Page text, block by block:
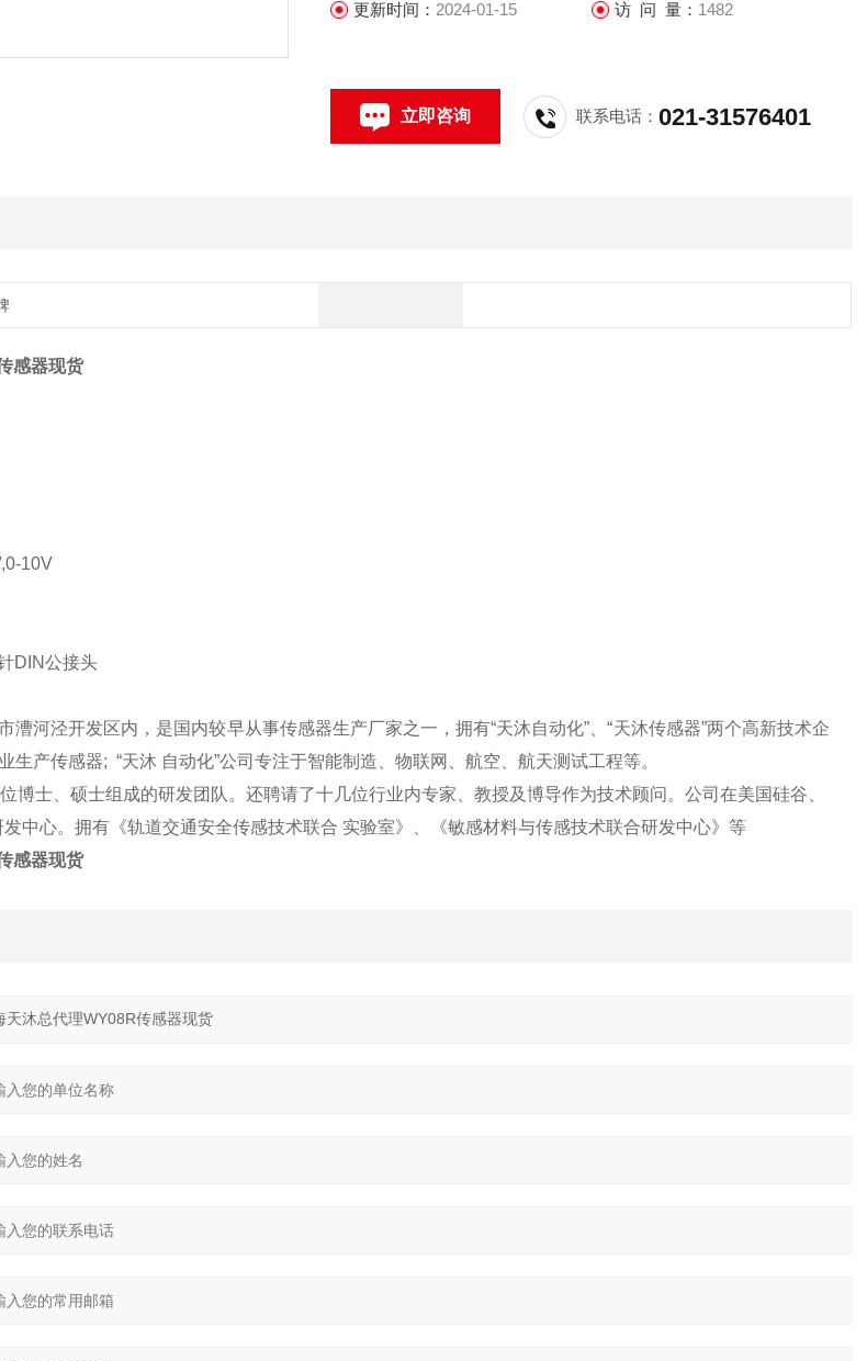
更新时间： 2024-01-15 访 问 量： 1482
立即咨询 联系电话：021-31576401
感器现货
10V
DIN公接头
市漕河泾开发区内，是国内较早从事传感器生产厂家之一，拥有“天沐自动化”、“天沐传感器”两个高新技术企
生产传感器; “天沐 自动化”公司专注于智能制造、物联网、航空、航天测试工程等。
士、硕士组成的研发团队。还聘请了十几位行业内专家、教授及博导作为技术顾问。公司在美国硅谷、
中心。拥有《轨道交通安全传感技术联合 实验室》、《敏感材料与传感技术联合研发中心》等
感器现货